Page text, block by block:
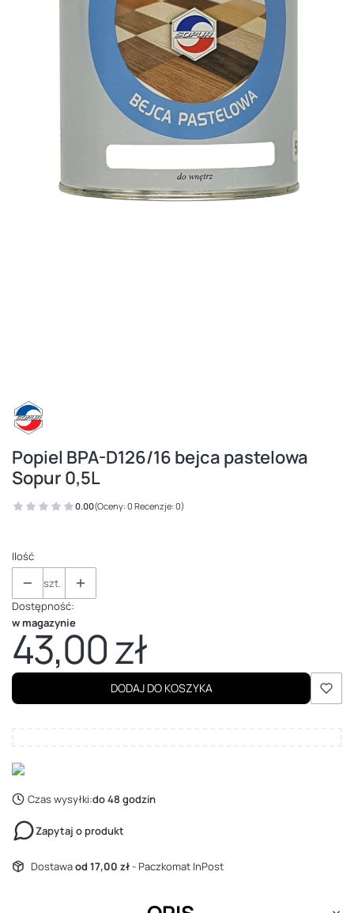
Popiel BPA-D126/16 bejca pastelowa
Sopur 0,5L
0.00(Oceny: 0 Recenzje: 0)
Ilość
szt.
Dostępność:
w magazynie
Cena
43,00 zł
DODAJ DO KOSZYKA
Czas wysyłki:do 48 godzin
Zapytaj o produkt
Dostawaod 17,00 zł- Paczkomat InPost